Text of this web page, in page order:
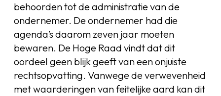
behoorden tot de administratie van de
ondernemer. De ondernemer had die
agenda’s daarom zeven jaar moeten
bewaren. De Hoge Raad vindt dat dit
oordeel geen blijk geeft van een onjuiste
rechtsopvatting. Vanwege de verwevenheid
met waarderingen van feitelijke aard kan dit